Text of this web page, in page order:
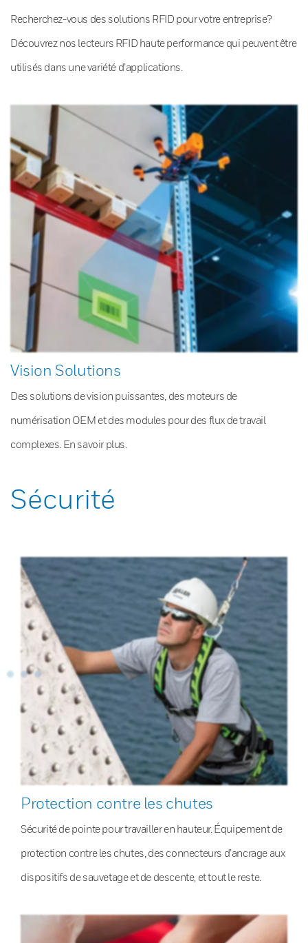
Recherchez-vous des solutions RFID pour votre entreprise?
Découvrez nos lecteurs RFID haute performance qui peuvent être
utilisés dans une variété d’applications.
Vision Solutions
Des solutions de vision puissantes, des moteurs de
numérisation OEM et des modules pour des flux de travail
complexes. En savoir plus.
Sécurité
Protection contre les chutes
Sécurité de pointe pour travailler en hauteur. Équipement de
protection contre les chutes, des connecteurs d’ancrage aux
dispositifs de sauvetage et de descente, et tout le reste.